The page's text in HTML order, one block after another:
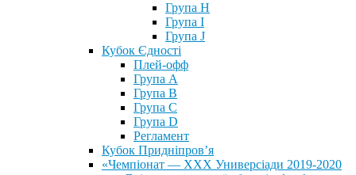
Група H
Група I
Група J
Кубок Єдності
Плей-офф
Група А
Група В
Група С
Група D
Регламент
Кубок Придніпров’я
«Чемпіонат — ХХХ Универсіади 2019-2020